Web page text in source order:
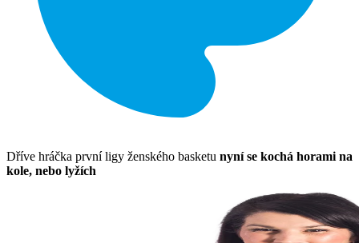
Dříve hráčka první ligy ženského basketu nyní se kochá horami na
kole, nebo lyžích